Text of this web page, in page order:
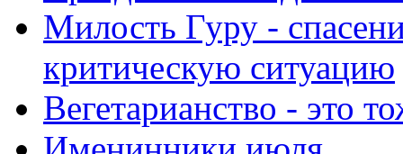
Милость Гуру -
критическую ситуацию
Вегетарианство - это